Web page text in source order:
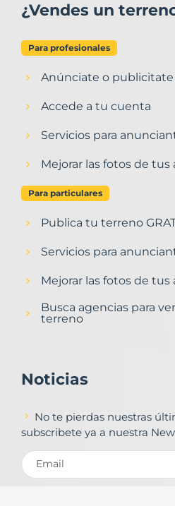
¿Vendes un
Para profesionales
Anúnciate o publicitate
Accede a tu cuenta
Servicios para
Mejorar las fotos de tus
Para particulares
Publica tu terreno
Servicios para
Mejorar las fotos de tus
Busca agencias para
terreno
Noticias
No te pierdas nuestras
subscribete ya a nuestra